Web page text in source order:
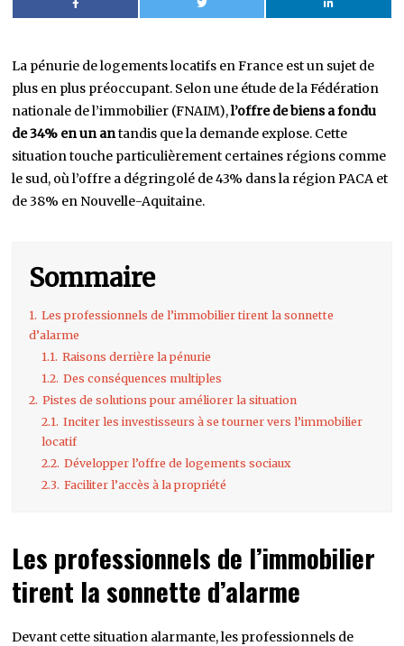
La pénurie de logements locatifs en France est un sujet de
plus en plus préoccupant. Selon une étude de la Fédération
nationale de l’immobilier (FNAIM),l’offre de biens a fondu
de 34% en un antandis que la demande explose. Cette
situation touche particulièrement certaines régions comme
le sud, où l’offre a dégringolé de 43% dans la région PACA et
de 38% en Nouvelle-Aquitaine.
Sommaire
1. Les professionnels de l’immobilier tirent la sonnette
d’alarme
1.1. Raisons derrière la pénurie
1.2. Des conséquences multiples
2. Pistes de solutions pour améliorer la situation
2.1. Inciter les investisseurs à se tourner vers l’immobilier
locatif
2.2. Développer l’offre de logements sociaux
2.3. Faciliter l’accès à la propriété
Les professionnels de l’immobilier
tirent la sonnette d’alarme
Devant cette situation alarmante, les professionnels de